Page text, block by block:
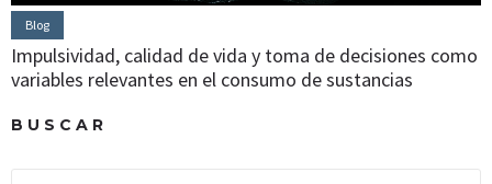
Blog
Impulsividad, calidad de vida y toma de decisiones como
variables relevantes en el consumo de sustancias
BUSCAR